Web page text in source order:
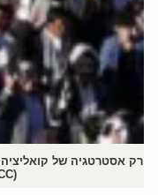
רק אסטרטגיה של
(ABNA/CC על ידי 4.0)